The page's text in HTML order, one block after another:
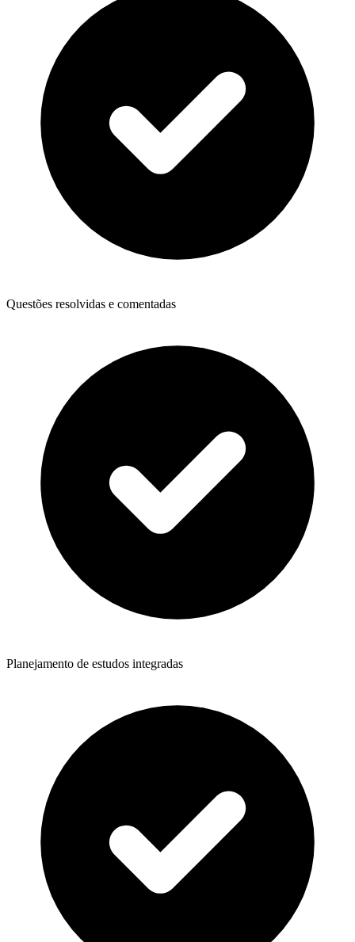
Questões resolvidas e comentadas
Planejamento de estudos integradas